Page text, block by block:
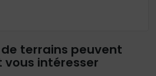
terrains peuvent
intéresser